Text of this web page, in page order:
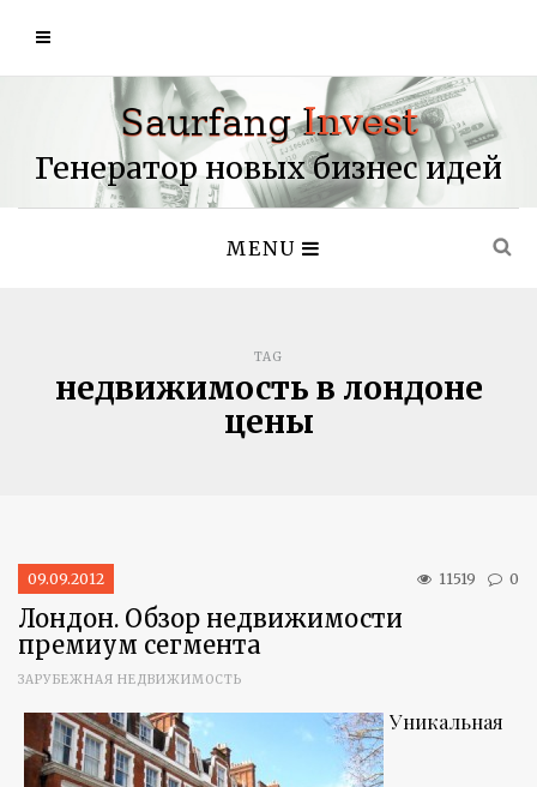
Генератор новых бизнес идей
MENU
TAG
недвижимость в лондоне
цены
09.09.2012 11519 0
Лондон. Обзор недвижимости
премиум сегмента
ЗАРУБЕЖНАЯ НЕДВИЖИМОСТЬ
Уникальная